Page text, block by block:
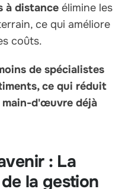
à distance élimine les
ce qui améliore
coûts.
de spécialistes
ce qui réduit
main-d'œuvre déjà
: La
la gestion